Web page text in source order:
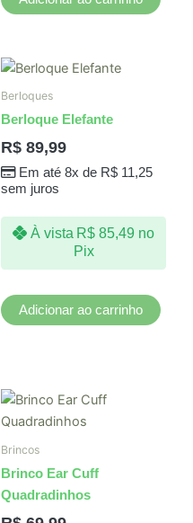
Berloques
Berloque Elefante
R$ 89,99
Em até 8x de R$11,25
sem juros
À vista R$ 85,49 no
Pix
Adicionar ao carrinho
Brincos
Brinco Ear Cuff
Quadradinhos